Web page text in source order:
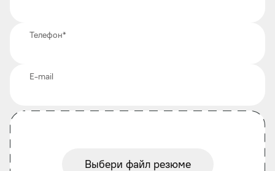
Телефон*
E-mail
Выбери файл резюме